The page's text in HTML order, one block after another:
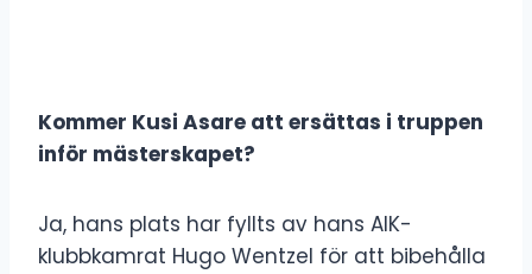
Kommer Kusi Asare att ersättas i truppen
inför mästerskapet?
Ja, hans plats har fyllts av hans AIK-
klubbkamrat Hugo Wentzel för att bibehålla